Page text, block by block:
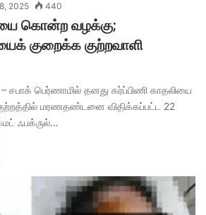
2025 440
கொன்ற வழக்கு;
குறைக்க குற்றவாளி
பெர்ணாமில் தனது கர்ப்பிணி காதலியை
மரணதண்டனை விதிக்கப்பட்ட 22
ஃபக்ருல்…